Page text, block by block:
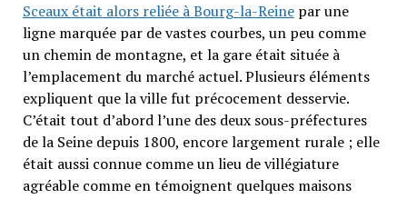
Sceaux était alors reliée à Bourg-la-Reinepar une
ligne marquée par de vastes courbes, un peu comme
un chemin de montagne, et la gare était située à
l’emplacement du marché actuel. Plusieurs éléments
expliquent que la ville fut précocement desservie.
C’était tout d’abord l’une des deux sous-préfectures
de la Seine depuis 1800, encore largement rurale ; elle
était aussi connue comme un lieu de villégiature
agréable comme en témoignent quelques maisons